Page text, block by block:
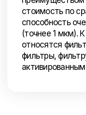
стоимость по
способность
(точнее 1 мкм).
относятся
фильтры,